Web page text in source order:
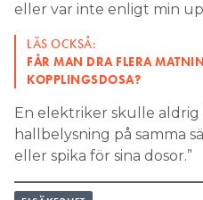
eller var inte enligt min
LÄS OCKSÅ:
FÅR MAN DRA FLERA
KOPPLINGSDOSA?
En elektriker skulle
hallbelysning på samma
eller spika för sina dosor.”